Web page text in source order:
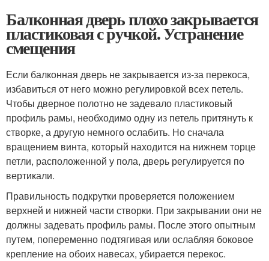
Балконная дверь плохо закрывается
пластиковая с ручкой. Устранение
смещения
Если балконная дверь не закрывается из-за перекоса,
избавиться от него можно регулировкой всех петель.
Чтобы дверное полотно не задевало пластиковый
профиль рамы, необходимо одну из петель притянуть к
створке, а другую немного ослабить. Но сначала
вращением винта, который находится на нижнем торце
петли, расположенной у пола, дверь регулируется по
вертикали.
Правильность подкрутки проверяется положением
верхней и нижней части створки. При закрывании они не
должны задевать профиль рамы. После этого опытным
путем, попеременно подтягивая или ослабляя боковое
крепление на обоих навесах, убирается перекос.